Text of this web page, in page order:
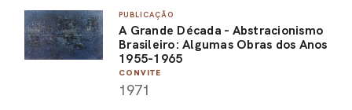
PUBLICAÇÃO
A Grande Década - Abstracionismo
Brasileiro: Algumas Obras dos Anos
1955-1965
CONVITE
1971